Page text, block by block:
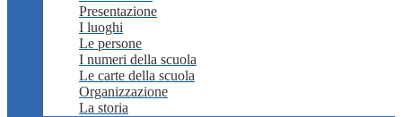
Presentazione
I luoghi
Le persone
I numeri della scuola
Le carte della scuola
Organizzazione
La storia